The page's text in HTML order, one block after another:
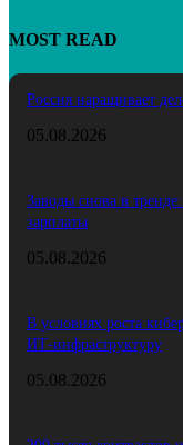
MOST READ
Россия наращивает
05.08.2026
Заводы снова в
зарплаты
05.08.2026
В условиях роста
ИТ‑инфраструктуру
05.08.2026